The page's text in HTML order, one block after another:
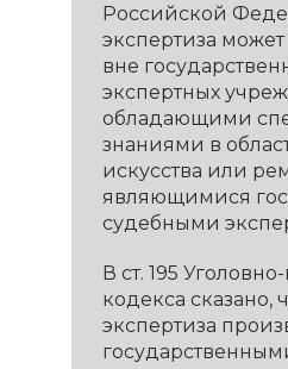
Российской
экспертиза
вне
экспертных
обладающими
знаниями в
искусства или
являющимися
судебными
В ст. 195
кодекса сказано,
экспертиза